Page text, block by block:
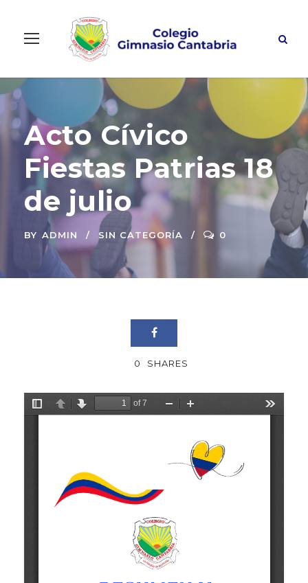
Acto Cívico
Fiestas Patrias 18
de julio
BY ADMIN SIN CATEGORÍA 0
0 SHARES